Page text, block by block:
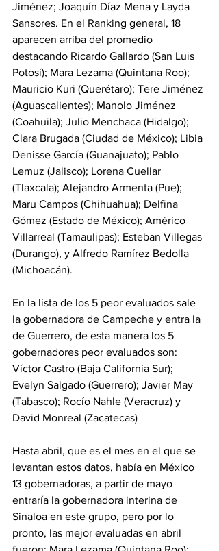
Jiménez; Joaquín Díaz Mena y Layda
Sansores. En el Ranking general, 18
aparecen arriba del promedio
destacando Ricardo Gallardo (San Luis
Potosí); Mara Lezama (Quintana Roo);
Mauricio Kuri (Querétaro); Tere Jiménez
(Aguascalientes); Manolo Jiménez
(Coahuila); Julio Menchaca (Hidalgo);
Clara Brugada (Ciudad de México); Libia
Denisse García (Guanajuato); Pablo
Lemuz (Jalisco); Lorena Cuellar
(Tlaxcala); Alejandro Armenta (Pue);
Maru Campos (Chihuahua); Delfina
Gómez (Estado de México); Américo
Villarreal (Tamaulipas); Esteban Villegas
(Durango), y Alfredo Ramírez Bedolla
(Michoacán).
En la lista de los 5 peor evaluados sale
la gobernadora de Campeche y entra la
de Guerrero, de esta manera los 5
gobernadores peor evaluados son:
Víctor Castro (Baja California Sur);
Evelyn Salgado (Guerrero); Javier May
(Tabasco); Rocío Nahle (Veracruz) y
David Monreal (Zacatecas)
Hasta abril, que es el mes en el que se
levantan estos datos, había en México
13 gobernadoras, a partir de mayo
entraría la gobernadora interina de
Sinaloa en este grupo, pero por lo
pronto, las mejor evaluadas en abril